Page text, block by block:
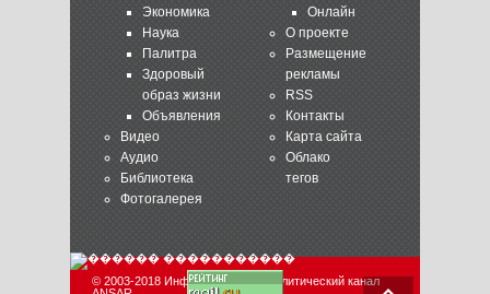
Экономика
Наука
Палитра
Здоровый
образ жизни
Объявления
Видео
Аудио
Библиотека
Фотогалерея
Онлайн
О проекте
Размещение
рекламы
RSS
Контакты
Карта сайта
Облако
тегов
© 2003-2018 Информационно-аналитический канал